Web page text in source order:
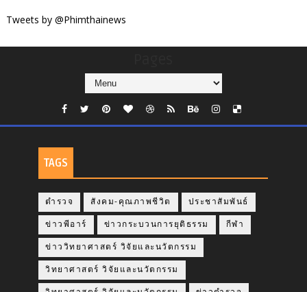
Tweets by @Phimthainews
TAGS
ตำรวจ สังคม-คุณภาพชีวิต ประชาสัมพันธ์
ข่าวพีอาร์ ข่าวกระบวนการยุติธรรม กีฬา
ข่าววิทยาศาสตร์ วิจัยและนวัตกรรม
วิทยาศาสตร์ วิจัยและนวัตกรรม